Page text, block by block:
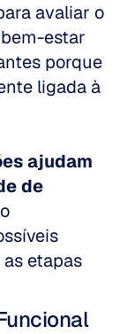
avaliar o
estar
porque
ligada à
ajudam
de
etapas